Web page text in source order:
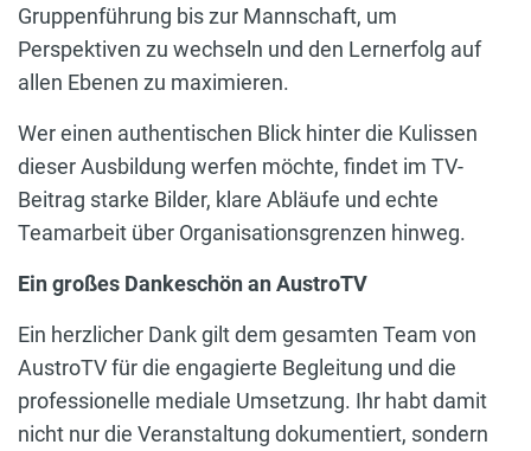
Gruppenführung bis zur Mannschaft, um
Perspektiven zu wechseln und den Lernerfolg auf
allen Ebenen zu maximieren.
Wer einen authentischen Blick hinter die Kulissen
dieser Ausbildung werfen möchte, findet im TV-
Beitrag starke Bilder, klare Abläufe und echte
Teamarbeit über Organisationsgrenzen hinweg.
Ein großes Dankeschön an AustroTV
Ein herzlicher Dank gilt dem gesamten Team von
AustroTV für die engagierte Begleitung und die
professionelle mediale Umsetzung. Ihr habt damit
nicht nur die Veranstaltung dokumentiert, sondern